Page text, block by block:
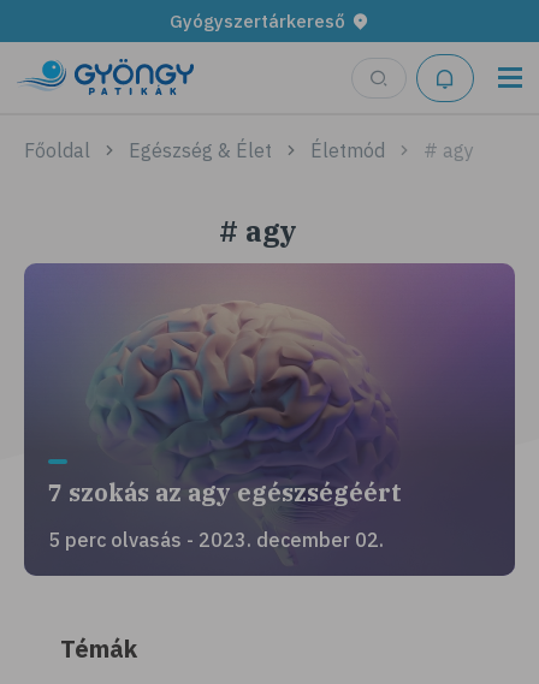
Gyógyszertárkereső
Főoldal Egészség & Élet Életmód # agy
# agy
7 szokás az agy egészségéért
5 perc olvasás - 2023. december 02.
Témák